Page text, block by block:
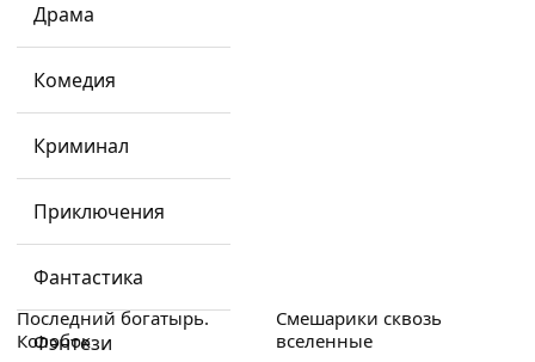
Драма
Комедия
Криминал
Приключения
Фантастика
Фэнтези
Последний богатырь.
Колобок
Смешарики сквозь
вселенные
Показ завершён